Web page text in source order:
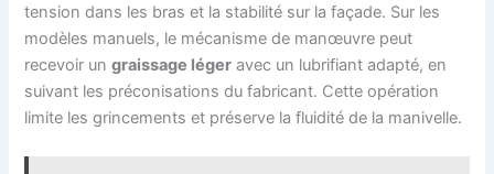
tension dans les bras et la stabilité sur la façade. Sur les
modèles manuels, le mécanisme de manœuvre peut
recevoir ungraissage léger avec un lubrifiant adapté, en
suivant les préconisations du fabricant. Cette opération
limite les grincements et préserve la fluidité de la manivelle.